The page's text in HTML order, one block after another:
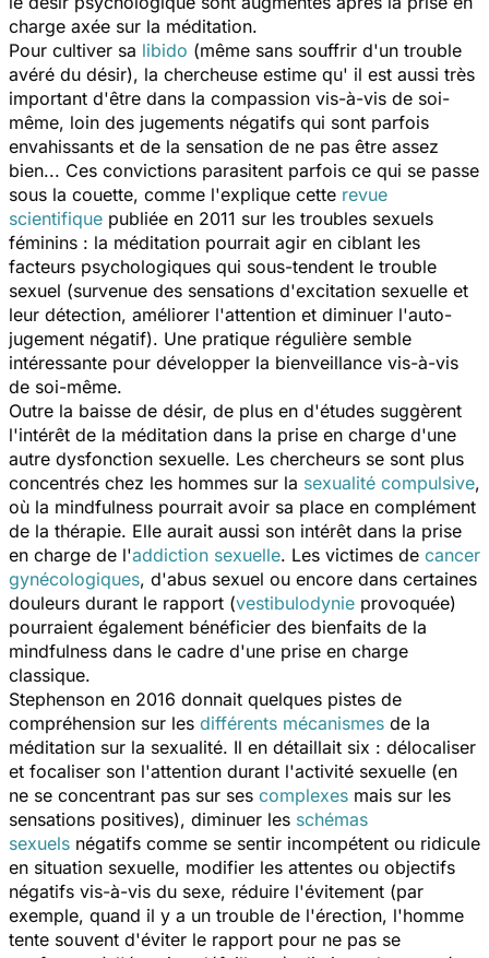
charge axée sur la méditation.
Pour cultiver sa libido (même sans souffrir d'un trouble
avéré du désir), la chercheuse estime qu' il est aussi très
important d'être dans la compassion vis-à-vis de soi-
même, loin des jugements négatifs qui sont parfois
envahissants et de la sensation de ne pas être assez
bien... Ces convictions parasitent parfois ce qui se passe
sous la couette, comme l'explique cette revue
scientifique publiée en 2011 sur les troubles sexuels
féminins : la méditation pourrait agir en ciblant les
facteurs psychologiques qui sous-tendent le trouble
sexuel (survenue des sensations d'excitation sexuelle et
leur détection, améliorer l'attention et diminuer l'auto-
jugement négatif). Une pratique régulière semble
intéressante pour développer la bienveillance vis-à-vis
de soi-même.
Outre la baisse de désir, de plus en d'études suggèrent
l'intérêt de la méditation dans la prise en charge d'une
autre dysfonction sexuelle. Les chercheurs se sont plus
concentrés chez les hommes sur la sexualité compulsive,
où la mindfulness pourrait avoir sa place en complément
de la thérapie. Elle aurait aussi son intérêt dans la prise
en charge de l'addiction sexuelle. Les victimes de cancer
gynécologiques, d'abus sexuel ou encore dans certaines
douleurs durant le rapport (vestibulodynie provoquée)
pourraient également bénéficier des bienfaits de la
mindfulness dans le cadre d'une prise en charge
classique.
Stephenson en 2016 donnait quelques pistes de
compréhension sur les différents mécanismes de la
méditation sur la sexualité. Il en détaillait six : délocaliser
et focaliser son l'attention durant l'activité sexuelle (en
ne se concentrant pas sur ses complexes mais sur les
sensations positives), diminuer les schémas
sexuels négatifs comme se sentir incompétent ou ridicule
en situation sexuelle, modifier les attentes ou objectifs
négatifs vis-à-vis du sexe, réduire l'évitement (par
exemple, quand il y a un trouble de l'érection, l'homme
tente souvent d'éviter le rapport pour ne pas se